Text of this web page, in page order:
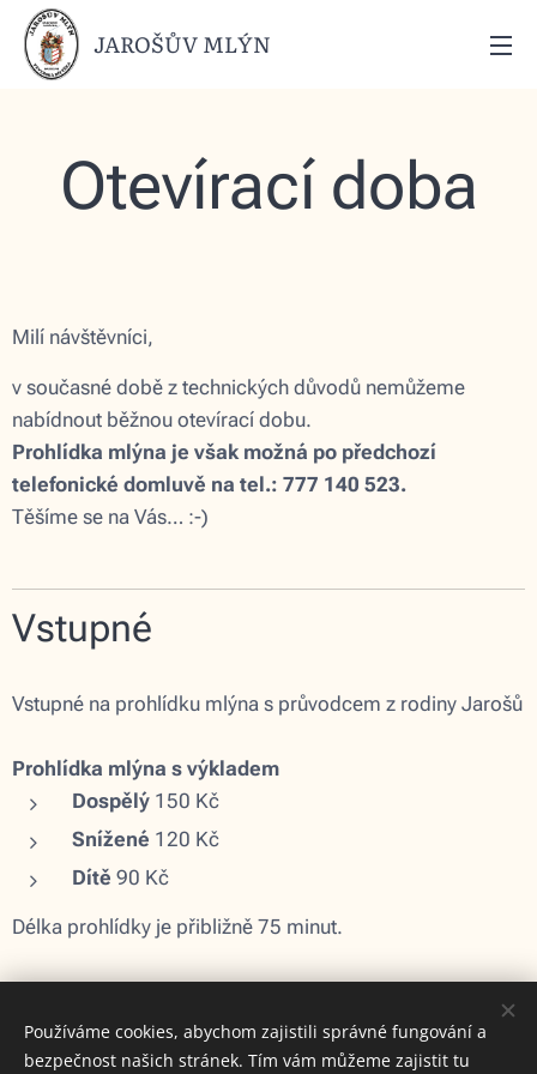
JAROŠŮV MLÝN
Otevírací doba
Milí návštěvníci,
v současné době z technických důvodů nemůžeme
nabídnout běžnou otevírací dobu.
Prohlídka mlýna je však možná po předchozí
telefonické domluvě na tel.: 777 140 523.
Těšíme se na Vás… :-)
Vstupné
Vstupné na prohlídku mlýna s průvodcem z rodiny Jarošů
Prohlídka mlýna s výkladem
Dospělý 150 Kč
Snížené 120 Kč
Dítě 90 Kč
Délka prohlídky je přibližně 75 minut.
Používáme cookies, abychom zajistili správné fungování a
bezpečnost našich stránek. Tím vám můžeme zajistit tu